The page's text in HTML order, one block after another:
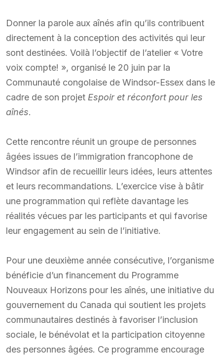
Donner la parole aux aînés afin qu’ils contribuent
directement à la conception des activités qui leur
sont destinées. Voilà l’objectif de l’atelier « Votre
voix compte! », organisé le 20 juin par la
Communauté congolaise de Windsor-Essex dans le
cadre de son projet Espoir et réconfort pour les
aînés.
Cette rencontre réunit un groupe de personnes
âgées issues de l’immigration francophone de
Windsor afin de recueillir leurs idées, leurs attentes
et leurs recommandations. L’exercice vise à bâtir
une programmation qui reflète davantage les
réalités vécues par les participants et qui favorise
leur engagement au sein de l’initiative.
Pour une deuxième année consécutive, l’organisme
bénéficie d’un financement du Programme
Nouveaux Horizons pour les aînés, une initiative du
gouvernement du Canada qui soutient les projets
communautaires destinés à favoriser l’inclusion
sociale, le bénévolat et la participation citoyenne
des personnes âgées. Ce programme encourage